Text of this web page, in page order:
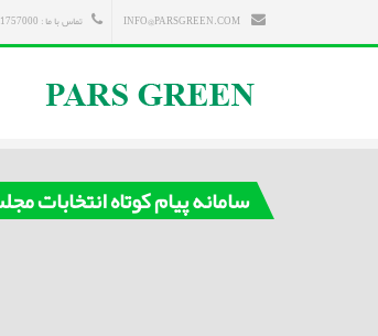
تماس با ما : 02141757000
سامانه پیام کوتاه انتخابات